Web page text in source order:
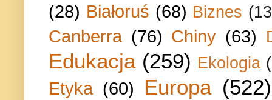
(28) Białoruś (68) Biznes
Canberra (76) Chiny (63)
Edukacja (259) Ekologia
Etyka (60) Europa (522)